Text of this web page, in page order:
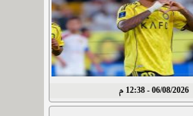
06/08/2026 - 12:38 م